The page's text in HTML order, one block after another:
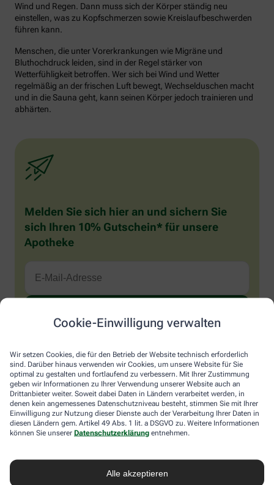
Cookie-Einwilligung verwalten
Wir setzen Cookies, die für den Betrieb der Website technisch erforderlich
sind. Darüber hinaus verwenden wir Cookies, um unsere Website für Sie
optimal zu gestalten und fortlaufend zu verbessern. Mit Ihrer Zustimmung
geben wir Informationen zu Ihrer Verwendung unserer Website auch an
Drittanbieter weiter. Soweit dabei Daten in Ländern verarbeitet werden, in
denen kein angemessenes Datenschutzniveau besteht, stimmen Sie mit Ihrer
Einwilligung zur Nutzung dieser Dienste auch der Verarbeitung Ihrer Daten in
diesen Ländern gem. Artikel 49 Abs. 1 lit. a DSGVO zu. Weitere Informationen
können Sie unserer Datenschutzerklärung entnehmen.
Alle akzeptieren
Wind und Regen. Dann muss sich der Körper ständig neu
einstellen, was zu Kopfschmerzen sowie Kreislaufbeschwerden
führen kann.
Menschen, die unter Vorerkrankungen wie Migräne und
Bluthochdruck leiden, sind in der Regel stärker von
Wetterfühligkeit betroffen. Wer sich bei Wind und Wetter
regelmäßig an der frischen Luft bewegt, Wechselduschen macht
und in die Sauna geht, kann seinen Körper jedoch trainieren und
abhärten.
Melden Sie sich hier an und sichern Sie
sich Ihren 10% Gutschein* für unsere
Apotheke
Sie
ein
Mensch?
Dann
wählen
Sie
bitte
das
1 2 3
Ich möchte den im Namen meiner Apotheke versandten News-
Service abonnieren, der von der Alliance Healthcare Deutschland
GmbH (AHD) angeboten wird. Hiermit willige ich ein, dass AHD
meine E-Mail-Adresse zum Versand des News-Service
verarbeitet. AHD setzt für den Versand und die Analyse des
Newsletters den Dienstleister Emarsys ein. Die Einwilligung
Datenverarbeitung finden sich in derDatenschutzerklärung